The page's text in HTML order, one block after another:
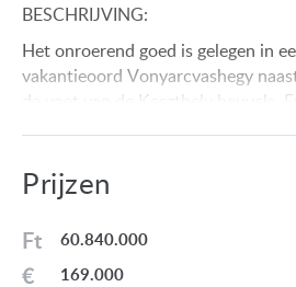
BESCHRIJVING:
Het onroerend goed is gelegen in
vakantieoord Vonyarcvashegy
de voet van de Keszthely heuvels.
(winkels, dokter, apotheek,
voorwaarden voor sport:
wandelen, vissen enz. . Het
ligt tussen het dorp en
banketbakkerijen, leuke restaurants,
Prijzen
60.840.000
Ft
169.000
€